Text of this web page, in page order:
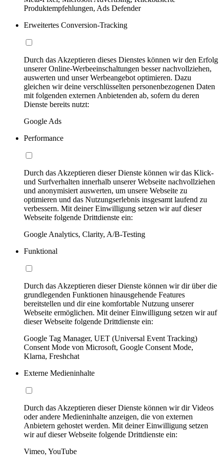
Produktempfehlungen, Ads Defender
Erweitertes Conversion-Tracking
Durch das Akzeptieren dieses Dienstes können wir den Erfolg
unserer Online-Werbeeinschaltungen besser nachvollziehen,
auswerten und unser Werbeangebot optimieren. Dazu
gleichen wir deine verschlüsselten personenbezogenen Daten
mit folgenden externen Anbietenden ab, sofern du deren
Dienste bereits nutzt:
Google Ads
Performance
Durch das Akzeptieren dieser Dienste können wir das Klick-
und Surfverhalten innerhalb unserer Webseite nachvollziehen
und anonymisiert auswerten, um unsere Webseite zu
optimieren und das Nutzungserlebnis insgesamt laufend zu
verbessern. Mit deiner Einwilligung setzen wir auf dieser
Webseite folgende Drittdienste ein:
Google Analytics, Clarity, A/B-Testing
Funktional
Durch das Akzeptieren dieser Dienste können wir dir über die
grundlegenden Funktionen hinausgehende Features
bereitstellen und dir eine komfortable Nutzung unserer
Webseite ermöglichen. Mit deiner Einwilligung setzen wir auf
dieser Webseite folgende Drittdienste ein:
Google Tag Manager, UET (Universal Event Tracking)
Consent Mode von Microsoft, Google Consent Mode,
Klarna, Freshchat
Externe Medieninhalte
Durch das Akzeptieren dieser Dienste können wir dir Videos
oder andere Medieninhalte anzeigen, die von externen
Anbietern gehostet werden. Mit deiner Einwilligung setzen
wir auf dieser Webseite folgende Drittdienste ein:
Vimeo, YouTube